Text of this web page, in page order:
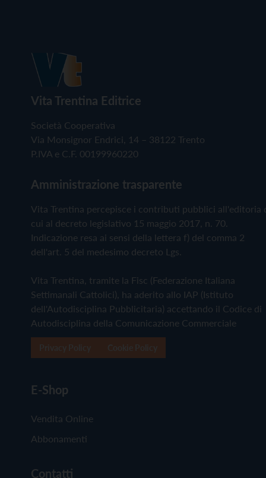
Vita Trentina Editrice
Società Cooperativa
Via Monsignor Endrici, 14 – 38122 Trento
P.IVA e C.F. 00199960220
Amministrazione trasparente
Vita Trentina percepisce i contributi pubblici all'editoria
cui al decreto legislativo 15 maggio 2017, n. 70.
Indicazione resa ai sensi della lettera f) del comma 2
dell'art. 5 del medesimo decreto Lgs.
Vita Trentina, tramite la Fisc (Federazione Italiana
Settimanali Cattolici), ha aderito allo IAP (Istituto
dell'Autodisciplina Pubblicitaria) accettando il Codice di
Autodisciplina della Comunicazione Commerciale
E-Shop
Vendita Online
Abbonamenti
Contatti